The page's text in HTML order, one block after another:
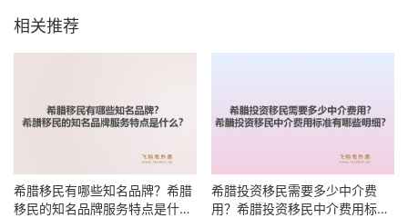
相关推荐
希腊移民有哪些知名品牌？希腊
移民的知名品牌服务特点是什
希腊投资移民需要多少中介费
用？希腊投资移民中介费用标准